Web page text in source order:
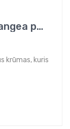
Hortenzija šluotelinė (Hydrangea paniculata) „Silver Dollar”
krūmas, kuris